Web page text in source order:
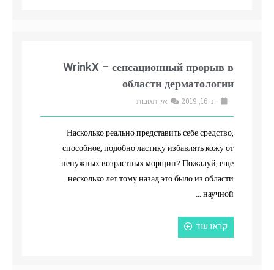
WrinkX – сенсационный прорыв в
области дерматологии
יוני 16, 2019 אין תגובות
Насколько реально представить себе средство,
способное, подобно ластику избавлять кожу от
ненужных возрастных морщин? Пожалуй, еще
несколько лет тому назад это было из области
научной …
קראו עוד